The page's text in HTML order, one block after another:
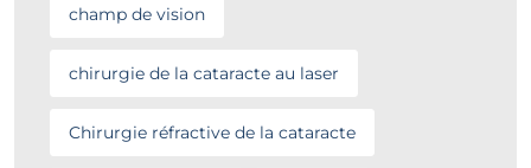
champ de vision
chirurgie de la cataracte au laser
Chirurgie réfractive de la cataracte